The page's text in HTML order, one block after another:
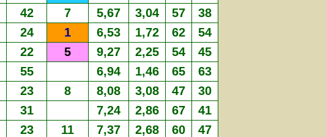
42 7 5,67 3,04 57 38
24 1 6,53 1,72 62 54
22 5 9,27 2,25 54 45
55 6,94 1,46 65 63
23 8 8,08 3,08 47 30
31 7,24 2,86 67 41
23 11 7,37 2,68 60 47